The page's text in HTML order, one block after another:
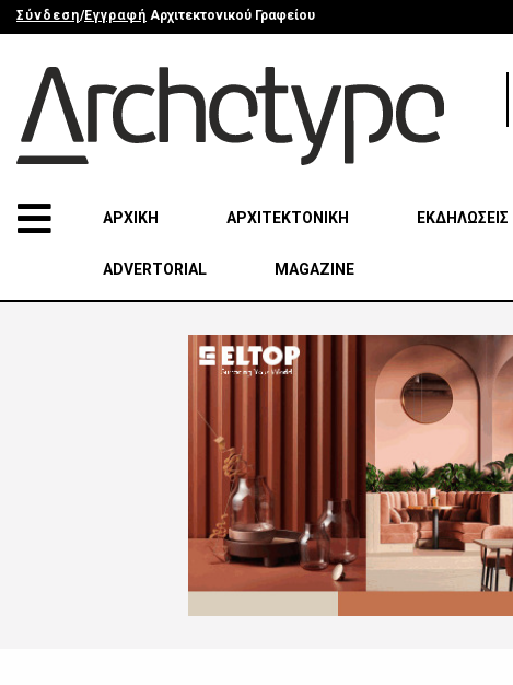
Σύνδεση/Εγγραφή Αρχιτεκτονικού Γραφείου
ΑΡΧΙΚΗ ΑΡΧΙΤΕΚΤΟΝΙΚΗ ΕΚΔΗΛΩΣΕΙΣ
ADVERTORIAL MAGAZINE